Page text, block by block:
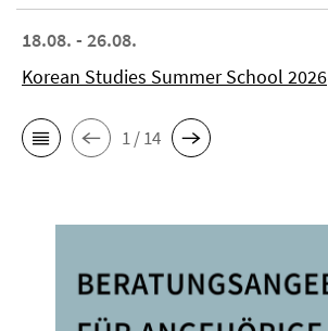
18.08. - 26.08.
Korean Studies Summer School 2026
1 / 14